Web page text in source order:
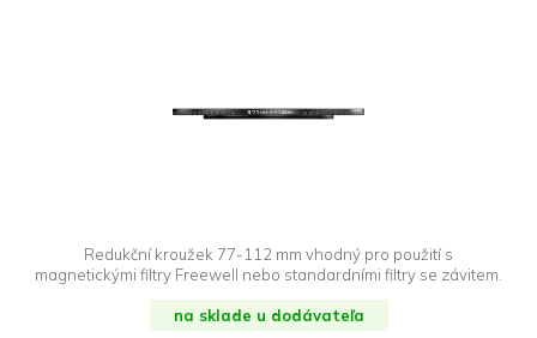
Redukční kroužek 77-112 mm vhodný pro použití s
magnetickými filtry Freewell nebo standardními filtry se závitem.
na sklade u dodávateľa